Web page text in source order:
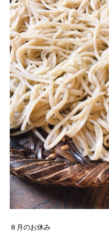
８月のお休み